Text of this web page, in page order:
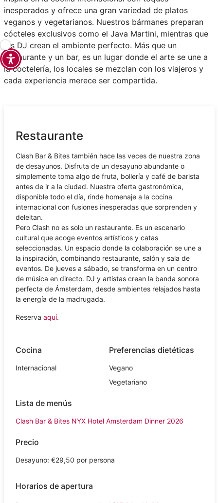
inesperados y ofrece una gran variedad de platos
veganos y vegetarianos. Nuestros bármanes preparan
cócteles exclusivos como el Java Martini, mientras que
los DJ crean el ambiente perfecto. Más que un
restaurante y un bar, es un lugar donde el arte se une a
la coctelería, los locales se mezclan con los viajeros y
cada experiencia merece ser compartida.
Restaurante
Clash Bar & Bites también hace las veces de nuestra zona
de desayunos. Disfruta de un desayuno abundante o
simplemente toma algo de fruta, bollería y café de barista
antes de ir a la ciudad. Nuestra oferta gastronómica,
disponible todo el día, rinde homenaje a la cocina
internacional con fusiones inesperadas que sorprenden y
deleitan.
Pero Clash no es solo un restaurante. Es un escenario
cultural que acoge eventos artísticos y catas
seleccionadas. Un espacio donde la colaboración se une a
la inspiración, combinando restaurante, salón y sala de
eventos. De jueves a sábado, se transforma en un centro
de música en directo. DJ y artistas crean la banda sonora
perfecta de Ámsterdam, desde ambientes relajados hasta
la energía de la madrugada.
Reserva aquí.
Cocina
Internacional
Preferencias dietéticas
Vegano
Vegetariano
Lista de menús
Clash Bar & Bites NYX Hotel Amsterdam Dinner 2026
Precio
Desayuno: €29,50 por persona
Horarios de apertura